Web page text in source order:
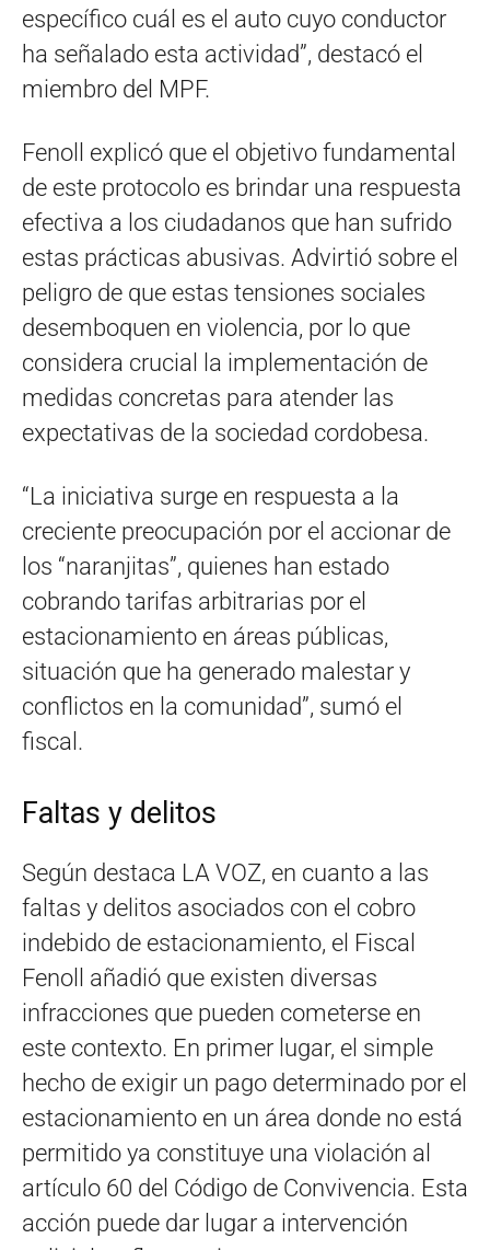
específico cuál es el auto cuyo conductor
ha señalado esta actividad”, destacó el
miembro del MPF.
Fenoll explicó que el objetivo fundamental
de este protocolo es brindar una respuesta
efectiva a los ciudadanos que han sufrido
estas prácticas abusivas. Advirtió sobre el
peligro de que estas tensiones sociales
desemboquen en violencia, por lo que
considera crucial la implementación de
medidas concretas para atender las
expectativas de la sociedad cordobesa.
“La iniciativa surge en respuesta a la
creciente preocupación por el accionar de
los “naranjitas”, quienes han estado
cobrando tarifas arbitrarias por el
estacionamiento en áreas públicas,
situación que ha generado malestar y
conflictos en la comunidad”, sumó el
fiscal.
Faltas y delitos
Según destaca LA VOZ, en cuanto a las
faltas y delitos asociados con el cobro
indebido de estacionamiento, el Fiscal
Fenoll añadió que existen diversas
infracciones que pueden cometerse en
este contexto. En primer lugar, el simple
hecho de exigir un pago determinado por el
estacionamiento en un área donde no está
permitido ya constituye una violación al
artículo 60 del Código de Convivencia. Esta
acción puede dar lugar a intervención